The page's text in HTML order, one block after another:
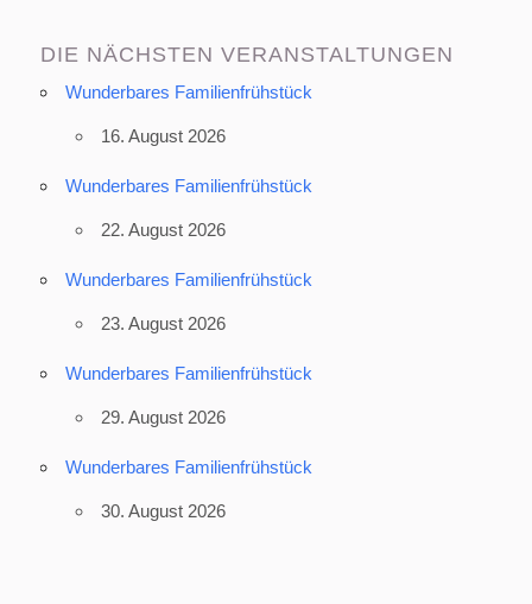
DIE NÄCHSTEN VERANSTALTUNGEN
Wunderbares Familienfrühstück
16. August 2026
Wunderbares Familienfrühstück
22. August 2026
Wunderbares Familienfrühstück
23. August 2026
Wunderbares Familienfrühstück
29. August 2026
Wunderbares Familienfrühstück
30. August 2026